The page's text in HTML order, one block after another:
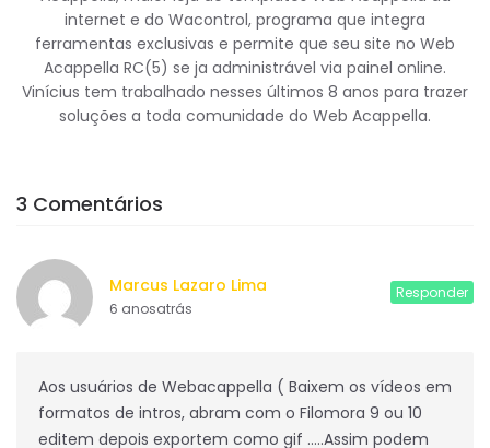
internet e do Wacontrol, programa que integra
ferramentas exclusivas e permite que seu site no Web
Acappella RC(5) se ja administrável via painel online.
Vinícius tem trabalhado nesses últimos 8 anos para trazer
soluções a toda comunidade do Web Acappella.
3 Comentários
Marcus Lazaro Lima
6 anosatrás
Responder
Aos usuários de Webacappella ( Baixem os vídeos em
formatos de intros, abram com o Filomora 9 ou 10
editem depois exportem como gif …..Assim podem